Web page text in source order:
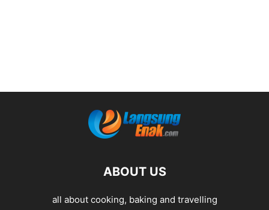
ABOUT US
all about cooking, baking and travelling